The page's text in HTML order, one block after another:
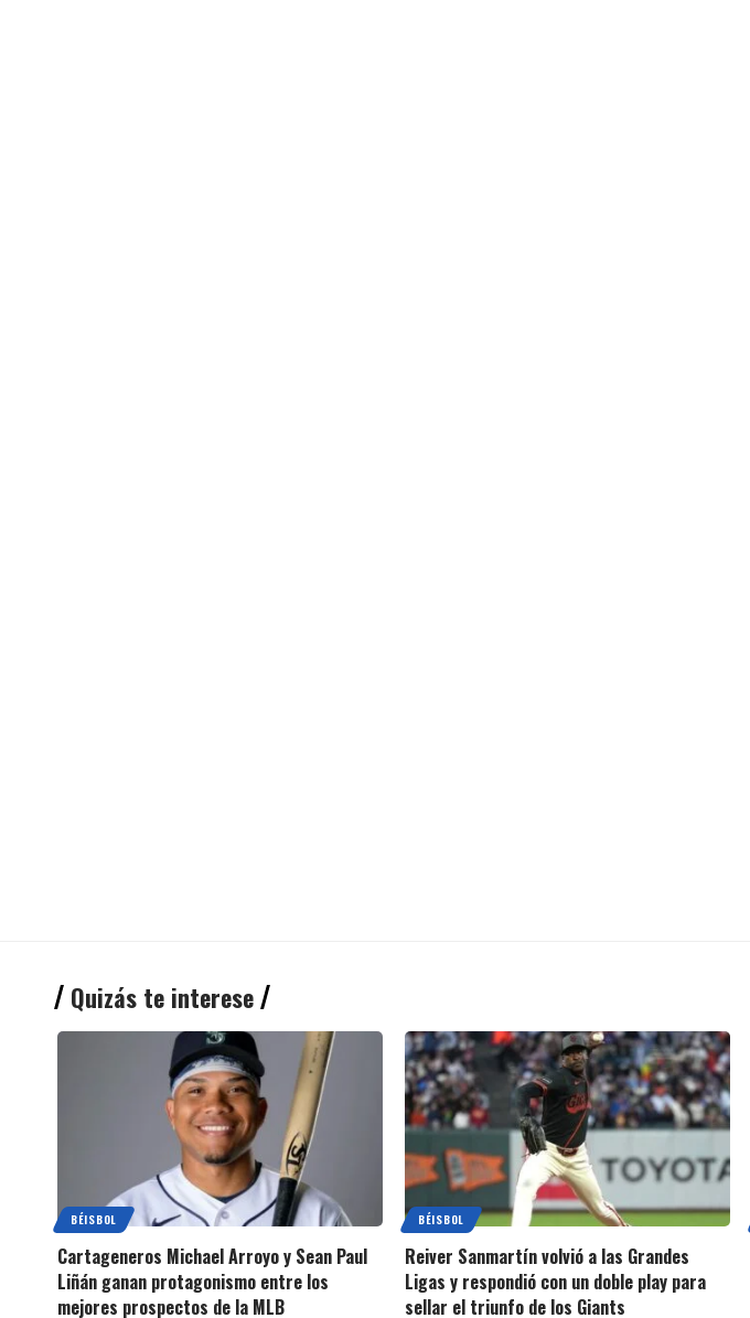
Quizás te interese
BÉISBOL
Cartageneros Michael Arroyo y Sean Paul
Liñán ganan protagonismo entre los
mejores prospectos de la MLB
BÉISBOL
Reiver Sanmartín volvió a las Grandes
Ligas y respondió con un doble play para
sellar el triunfo de los Giants